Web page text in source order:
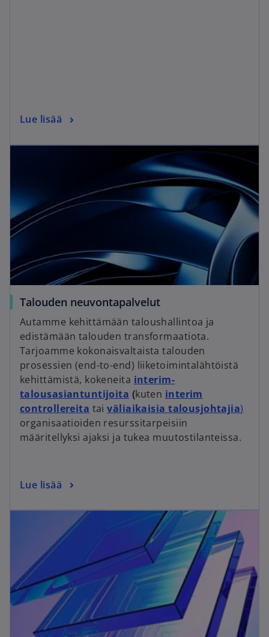
Lue lisää
Talouden neuvontapalvelut
Autamme kehittämään taloushallintoa ja
edistämään talouden transformaatiota.
Tarjoamme kokonaisvaltaista talouden
prosessien (end-to-end) liiketoimintalähtöistä
kehittämistä, kokeneita interim-
talousasiantuntijoita (kuten interim
controllereita taiväliaikaisia talousjohtajia)
organisaatioiden resurssitarpeisiin
määritellyksi ajaksi ja tukea muutostilanteissa.
Lue lisää